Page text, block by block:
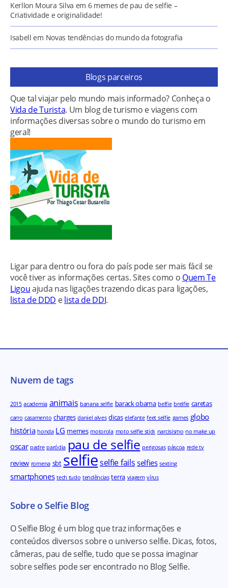
Kerllon Moura Silva em 6 memes de pau de selfie –
Criatividade e originalidade!
Isabell em Novas tendências do mundo da fotografia
Blogs parceiros
Que tal viajar pelo mundo mais informado? Conheça o
Vida de Turista. Um blog de turismo e viagens com
informações diversas sobre o mundo do turismo em
geral!
Ligar para dentro ou fora do país pode ser mais fácil se
você tiver as informações certas. Sites como o Quem Te
Ligouajuda nas ligações trazendo dicas para ligações,
lista de DDD elista de DDI.
Nuvem de tags
2015 academia animais banana selfie barack obama belfie brelfie caretas
carro casamento charges daniel alves dicas elefante feet selfie games globo
história honda LG memes motorola moto selfie stick narcisismo no make up
oscar padre paródia pau de selfie perigosas páscoa rede tv
review romena sbt selfieselfie fails selfies sexting
smartphones tech tudo tendências terra viagem vírus
Sobre o Selfie Blog
O Selfie Blog é um blog que traz informações e
conteúdos diversos sobre o universo selfie. Dicas, fotos,
câmeras, pau de selfie, tudo que se possa imaginar
sobre selfies pode ser encontrado no Blog Selfie.